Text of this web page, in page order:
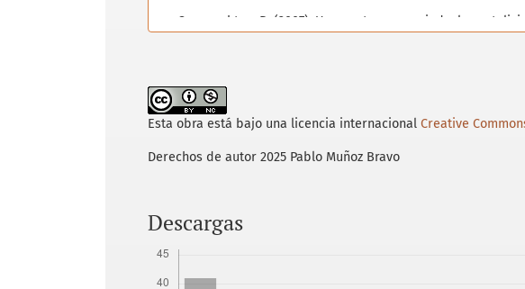
Connaughton, B. (2007). Una ruptura anunciada: los
Córdoba, D. I. (2006). Manuel Payno. Los derroteros de un
Michoacán.
vols.). El Colegio de México.
Fowler, W. (2022). The grammar of civil war. A Mexican case
Esta obra está bajo una licencia internacional Creative
Derechos de autor 2025 Pablo Muñoz Bravo
Descargas